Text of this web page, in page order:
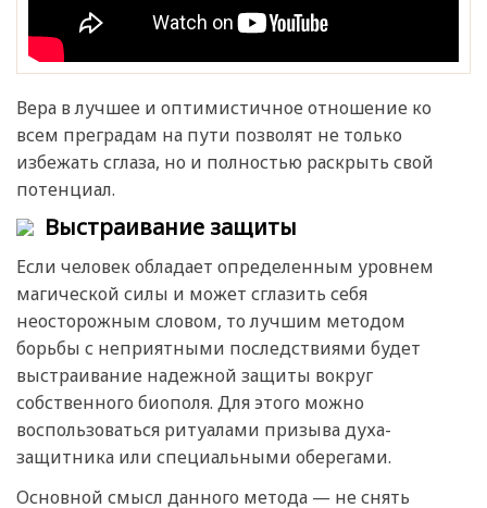
Вера в лучшее и оптимистичное отношение ко
всем преградам на пути позволят не только
избежать сглаза, но и полностью раскрыть свой
потенциал.
Выстраивание защиты
Если человек обладает определенным уровнем
магической силы и может сглазить себя
неосторожным словом, то лучшим методом
борьбы с неприятными последствиями будет
выстраивание надежной защиты вокруг
собственного биополя. Для этого можно
воспользоваться ритуалами призыва духа-
защитника или специальными оберегами.
Основной смысл данного метода — не снять